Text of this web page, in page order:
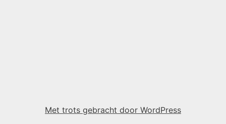
Met trots gebracht door WordPress